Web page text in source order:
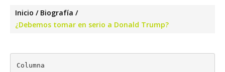
Inicio
Biografía
¿Debemos tomar en serio a Donald Trump?
Columna